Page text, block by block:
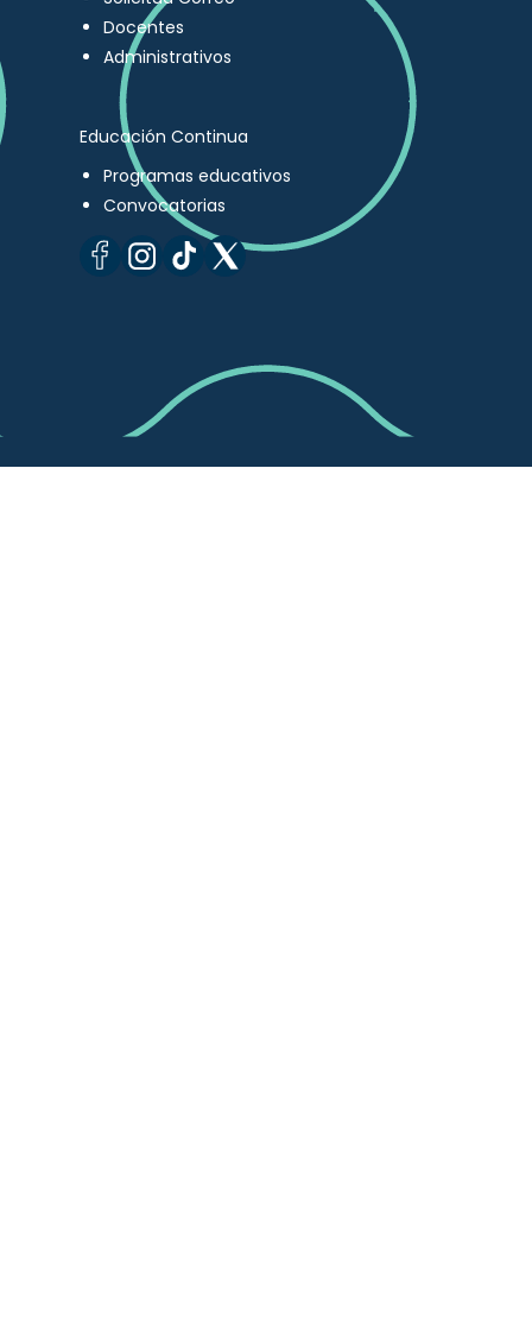
Docentes
Administrativos
Educación Continua
Programas educativos
Convocatorias